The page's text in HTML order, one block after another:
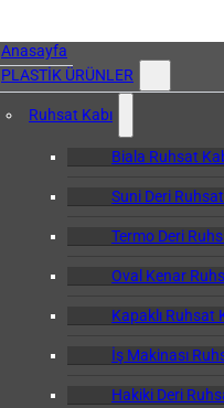
Anasayfa
PLASTİK ÜRÜNLER
Ruhsat Kabı
Biala Ruhsat
Suni Deri Ruhsat
Termo Deri
Oval Kenar
Kapaklı Ruhsat
İş Makinası
Hakiki Deri